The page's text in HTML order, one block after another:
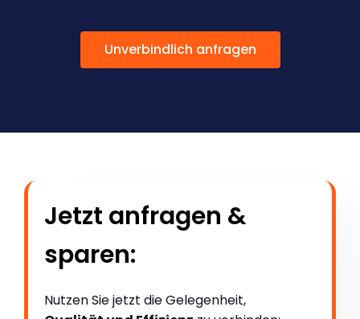
Unverbindlich anfragen
Jetzt anfragen &
sparen:
Nutzen Sie jetzt die Gelegenheit,